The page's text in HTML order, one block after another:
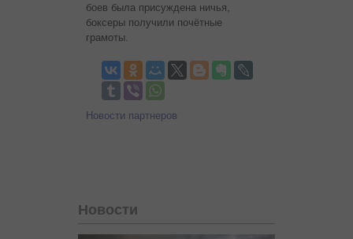
боев была присуждена ничья,
боксеры получили почётные
грамоты.
Новости партнеров
Новости